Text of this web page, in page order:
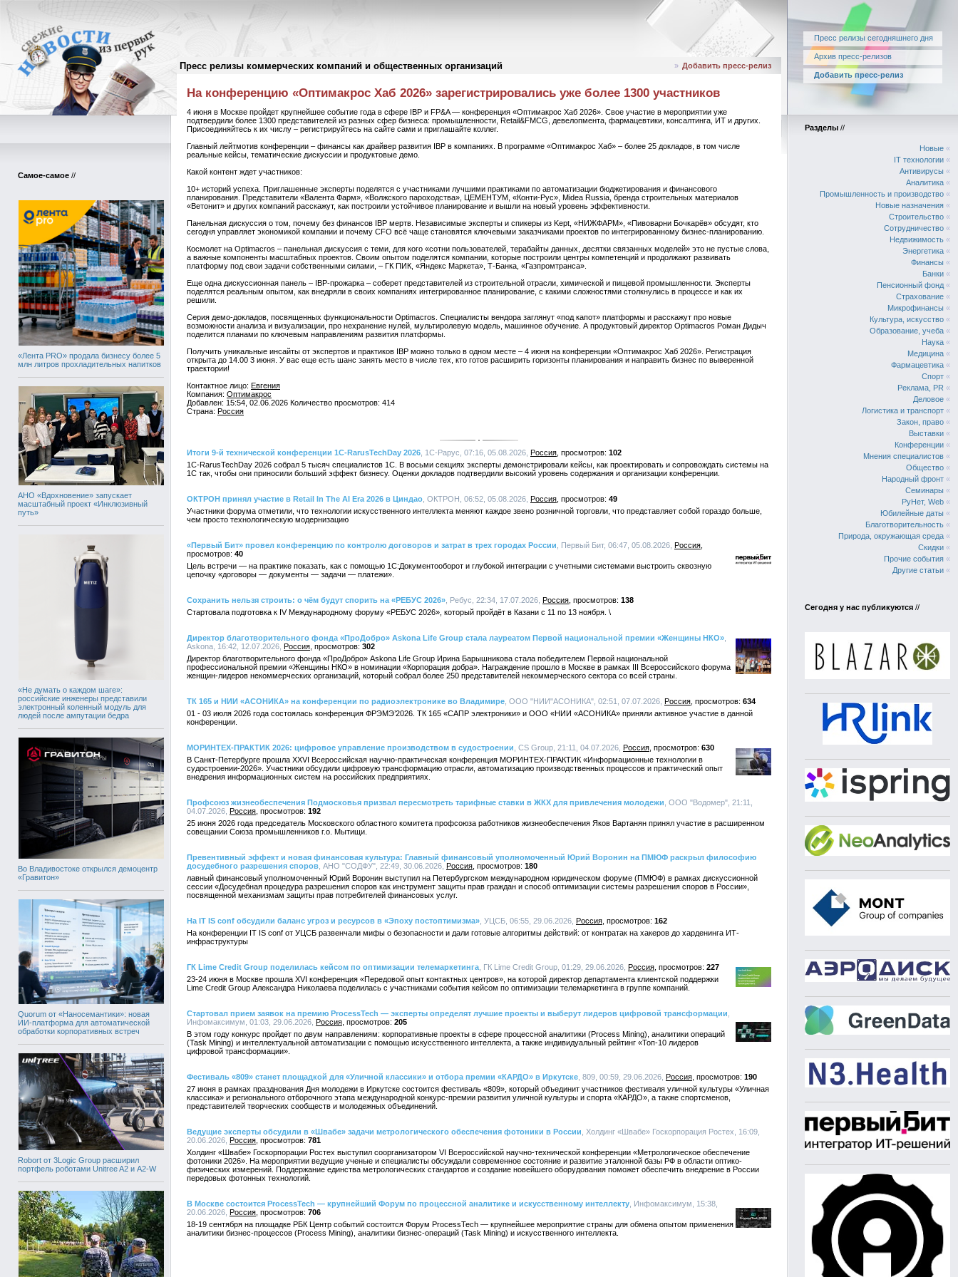
Пресс релизы коммерческих компаний и общественных организаций
Пресс релизы сегодняшнего дня
Архив пресс-релизов
Добавить пресс-релиз
Самое-самое //
«Лента PRO» продала бизнесу более 5
млн литров прохладительных напитков
АНО «Вдохновение» запускает
масштабный проект «Инклюзивный
путь»
«Не думать о каждом шаге»:
российские инженеры представили
электронный коленный модуль для
людей после ампутации бедра
Во Владивостоке открылся демоцентр
«Гравитон»
Quorum от «Наносемантики»: новая
ИИ-платформа для автоматической
обработки корпоративных встреч
Robort от 3Logic Group расширил
портфель роботами Unitree A2 и A2-W
Пресс-релизы// » Добавить пресс-релиз
На конференцию «Оптимакрос Хаб 2026» зарегистрировались уже более 1300 участников
4 июня в Москве пройдет крупнейшее событие года в сфере IBP и FP&A — конференция «Оптимакрос Хаб 2026». Свое участие в мероприятии уже
подтвердили более 1300 представителей из разных сфер бизнеса: промышленности, Retail&FMCG, девелопмента, фармацевтики, консалтинга, ИТ и других.
Присоединяйтесь к их числу – регистрируйтесь на сайте сами и приглашайте коллег.
Главный лейтмотив конференции – финансы как драйвер развития IBP в компаниях. В программе «Оптимакрос Хаб» – более 25 докладов, в том числе
реальные кейсы, тематические дискуссии и продуктовые демо.
Какой контент ждет участников:
10+ историй успеха. Приглашенные эксперты поделятся с участниками лучшими практиками по автоматизации бюджетирования и финансового
планирования. Представители «Валента Фарм», «Волжского пароходства», ЦЕМЕНТУМ, «Конти-Рус», Midea Russia, бренда строительных материалов
«Ветонит» и других компаний расскажут, как построили устойчивое планирование и вышли на новый уровень эффективности.
Панельная дискуссия о том, почему без финансов IBP мертв. Независимые эксперты и спикеры из Kept, «НИЖФАРМ», «Пивоварни Бочкарёв» обсудят, кто
сегодня управляет экономикой компании и почему CFO всё чаще становятся ключевыми заказчиками проектов по интегрированному бизнес-планированию.
Космолет на Optimacros – панельная дискуссия с теми, для кого «сотни пользователей, терабайты данных, десятки связанных моделей» это не пустые слова,
а важные компоненты масштабных проектов. Своим опытом поделятся компании, которые построили центры компетенций и продолжают развивать
платформу под свои задачи собственными силами, – ГК ПИК, «Яндекс Маркета», Т-Банка, «Газпромтранса».
Еще одна дискуссионная панель – IBP-прожарка – соберет представителей из строительной отрасли, химической и пищевой промышленности. Эксперты
поделятся реальным опытом, как внедряли в своих компаниях интегрированное планирование, с какими сложностями столкнулись в процессе и как их
решили.
Серия демо-докладов, посвященных функциональности Optimacros. Специалисты вендора заглянут «под капот» платформы и расскажут про новые
возможности анализа и визуализации, про нехранение нулей, мультиролевую модель, машинное обучение. А продуктовый директор Optimacros Роман Дидыч
поделится планами по ключевым направлениям развития платформы.
Получить уникальные инсайты от экспертов и практиков IBP можно только в одном месте – 4 июня на конференции «Оптимакрос Хаб 2026». Регистрация
открыта до 14.00 3 июня. У вас еще есть шанс занять место в числе тех, кто готов расширить горизонты планирования и направить бизнес по выверенной
траектории!
Контактное лицо: Евгения
Компания: Оптимакрос
Добавлен: 15:54, 02.06.2026 Количество просмотров: 414
Страна: Россия
Итоги 9-й технической конференции 1C-RarusTechDay 2026 , 1С-Рарус, 07:16, 05.08.2026, Россия
102
1C-RarusTechDay 2026 собрал 5 тысяч специалистов 1С. В восьми секциях эксперты демонстрировали кейсы, как проектировать и сопровождать системы на
1С так, чтобы они приносили больший эффект бизнесу. Оценки докладов подтвердили высокий уровень содержания и организации конференции.
ОКТРОН принял участие в Retail In The AI Era 2026 в Циндао , ОКТРОН, 06:52, 05.08.2026, Россия
49
Участники форума отметили, что технологии искусственного интеллекта меняют каждое звено розничной торговли, что представляет собой гораздо больше,
чем просто технологическую модернизацию
«Первый Бит» провел конференцию по контролю договоров и затрат в трех городах России , Первый Бит, 06:47, 05.08.2026, Россия
40
Цель встречи — на практике показать, как с помощью 1С:Документооборот и глубокой интеграции с учетными системами выстроить сквозную
цепочку «договоры — документы — задачи — платежи».
Сохранить нельзя строить: о чём будут спорить на «РЕБУС 2026» , Ребус, 22:34, 17.07.2026, Россия
138
Стартовала подготовка к IV Международному форуму «РЕБУС 2026», который пройдёт в Казани с 11 по 13 ноября. \
Директор благотворительного фонда «ПроДобро» Askona Life Group стала лауреатом Первой национальной премии «Женщины НКО»
Askona, 16:42, 12.07.2026, Россия
302
Директор благотворительного фонда «ПроДобро» Askona Life Group Ирина Барышникова стала победителем Первой национальной
профессиональной премии «Женщины НКО» в номинации «Корпорация добра». Награждение прошло в Москве в рамках III Всероссийского форума
женщин-лидеров некоммерческих организаций, который собрал более 250 представителей некоммерческого сектора со всей страны.
ТК 165 и НИИ «АСОНИКА» на конференции по радиоэлектронике во Владимире , ООО "НИИ"АСОНИКА", 02:51, 07.07.2026, Россия
634
01 - 03 июля 2026 года состоялась конференция ФРЭМЭ’2026. ТК 165 «САПР электроники» и ООО «НИИ «АСОНИКА» приняли активное участие в данной
конференции.
МОРИНТЕХ-ПРАКТИК 2026: цифровое управление производством в судостроении , CS Group, 21:11, 04.07.2026, Россия
630
В Санкт-Петербурге прошла XXVI Всероссийская научно-практическая конференция МОРИНТЕХ-ПРАКТИК «Информационные технологии в
судостроении-2026». Участники обсудили цифровую трансформацию отрасли, автоматизацию производственных процессов и практический опыт
внедрения информационных систем на российских предприятиях.
Профсоюз жизнеобеспечения Подмосковья призвал пересмотреть тарифные ставки в ЖКХ для привлечения молодежи , ООО "Водомер", 21:11,
04.07.2026, Россия
192
25 июня 2026 года председатель Московского областного комитета профсоюза работников жизнеобеспечения Яков Вартанян принял участие в расширенном
совещании Союза промышленников г.о. Мытищи.
Превентивный эффект и новая финансовая культура: Главный финансовый уполномоченный Юрий Воронин на ПМЮФ раскрыл философию
досудебного разрешения споров , АНО "СОДФУ", 22:49, 30.06.2026, Россия
180
лавный финансовый уполномоченный Юрий Воронин выступил на Петербургском международном юридическом форуме (ПМЮФ) в рамках дискуссионной
сессии «Досудебная процедура разрешения споров как инструмент защиты прав граждан и способ оптимизации системы разрешения споров в России»,
посвященной механизмам защиты прав потребителей финансовых услуг.
На IT IS conf обсудили баланс угроз и ресурсов в «Эпоху постоптимизма» , УЦСБ, 06:55, 29.06.2026, Россия
162
На конференции IT IS conf от УЦСБ развенчали мифы о безопасности и дали готовые алгоритмы действий: от контратак на хакеров до харденинга ИТ-
инфраструктуры
ГК Lime Credit Group поделилась кейсом по оптимизации телемаркетинга , ГК Lime Credit Group, 01:29, 29.06.2026, Россия
227
23-24 июня в Москве прошла XVI конференция «Передовой опыт контактных центров», на которой директор департамента клиентской поддержки
Lime Credit Group Александра Николаева поделилась с участниками события кейсом по оптимизации телемаркетинга в группе компаний.
Стартовал прием заявок на премию ProcessTech — эксперты определят лучшие проекты и выберут лидеров цифровой трансформации
Инфомаксимум, 01:03, 29.06.2026, Россия
205
В этом году конкурс пройдет по двум направлениям: корпоративные проекты в сфере процессной аналитики (Process Mining), аналитики операций
(Task Mining) и интеллектуальной автоматизации с помощью искусственного интеллекта, а также индивидуальный рейтинг «Топ-10 лидеров
цифровой трансформации».
Фестиваль «809» станет площадкой для «Уличной классики» и отбора премии «КАРДО» в Иркутске , 809, 00:59, 29.06.2026, Россия
190
27 июня в рамках празднования Дня молодежи в Иркутске состоится фестиваль «809», который объединит участников фестиваля уличной культуры «Уличная
классика» и регионального отборочного этапа международной конкурс-премии развития уличной культуры и спорта «КАРДО», а также спортсменов,
представителей творческих сообществ и молодежных объединений.
Ведущие эксперты обсудили в «Швабе» задачи метрологического обеспечения фотоники в России , Холдинг «Швабе» Госкорпорация Ростех, 16:09,
20.06.2026, Россия
781
Холдинг «Швабе» Госкорпорации Ростех выступил соорганизатором VI Всероссийской научно-технической конференции «Метрологическое обеспечение
фотоники 2026». На мероприятии ведущие ученые и специалисты обсуждали современное состояние и развитие эталонной базы РФ в области оптико-
физических измерений. Поддержание единства метрологических стандартов и создание новейшего оборудования поможет обеспечить внедрение в России
передовых фотонных технологий.
В Москве состоится ProcessTech — крупнейший Форум по процессной аналитике и искусственному интеллекту , Инфомаксимум, 15:38,
20.06.2026, Россия
706
18-19 сентября на площадке РБК Центр событий состоится Форум ProcessTech — крупнейшее мероприятие страны для обмена опытом применения
аналитики бизнес-процессов (Process Mining), аналитики бизнес-операций (Task Mining) и искусственного интеллекта.
Разделы //
Новые «
IT технологии «
Антивирусы «
Аналитика «
Промышленность и производство «
Новые назначения «
Строительство «
Сотрудничество «
Недвижимость «
Энергетика «
Финансы «
Банки «
Пенсионный фонд «
Страхование «
Микрофинансы «
Культура, искусство «
Образование, учеба «
Наука «
Медицина «
Фармацевтика «
Спорт «
Реклама, PR «
Деловое «
Логистика и транспорт «
Закон, право «
Выставки «
Конференции «
Мнения специалистов «
Общество «
Народный фронт «
Семинары «
РуНет, Web «
Юбилейные даты «
Благотворительность «
Природа, окружающая среда «
Скидки «
Прочие события «
Другие статьи «
Сегодня у нас публикуются //